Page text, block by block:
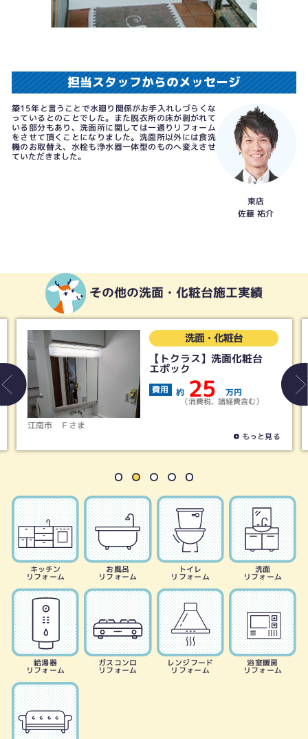
担当スタッフからのメッセージ
築15年と言うことで水廻り関係がお手入れしづらくな
っているとのことでした。また脱衣所の床が剥がれて
いる部分もあり、洗面所に関しては一通りリフォーム
をさせて頂くことになりました。洗面所以外には食洗
機のお取替え、水栓も浄水器一体型のものへ変えさせ
ていただきました。
東店
佐藤 祐介
その他の洗面・化粧台施工実績
江南市 Ｆさま
洗面・化粧台
【トクラス】洗面化粧台
エポック
費用 約 25 万円
（消費税、諸経費含む）
もっと見る
キッチン
リフォーム
お風呂
リフォーム
トイレ
リフォーム
洗面
リフォーム
給湯器
リフォーム
ガスコンロ
リフォーム
レンジフード
リフォーム
浴室暖房
リフォーム